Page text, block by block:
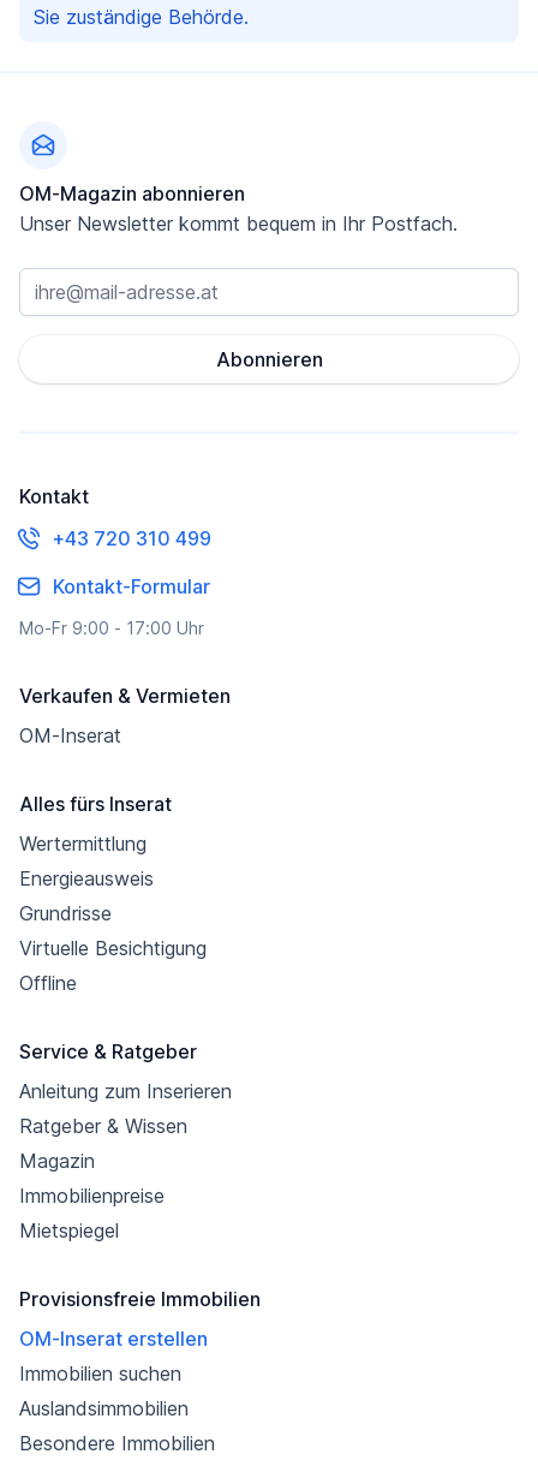
Sie zuständige Behörde.
OM-Magazin abonnieren
Unser Newsletter kommt bequem in Ihr Postfach.
Abonnieren
Kontakt
+43 720 310 499
Kontakt-Formular
Mo-Fr 9:00 - 17:00 Uhr
Verkaufen & Vermieten
OM-Inserat
Alles fürs Inserat
Wertermittlung
Energieausweis
Grundrisse
Virtuelle Besichtigung
Offline
Service & Ratgeber
Anleitung zum Inserieren
Ratgeber & Wissen
Magazin
Immobilienpreise
Mietspiegel
Provisionsfreie Immobilien
OM-Inserat erstellen
Immobilien suchen
Auslandsimmobilien
Besondere Immobilien